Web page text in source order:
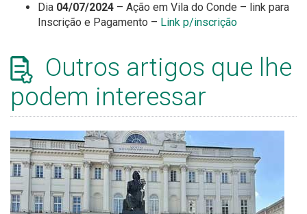
Dia 04/07/2024 – Ação em Vila do Conde – link para
Inscrição e Pagamento – Link p/inscrição
Outros artigos que lhe
podem interessar